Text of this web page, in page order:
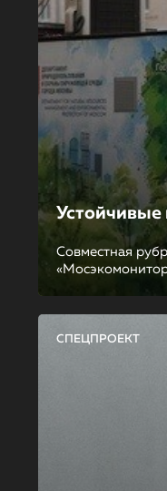
Устойчивые
Совместная
СПЕЦПРОЕКТ